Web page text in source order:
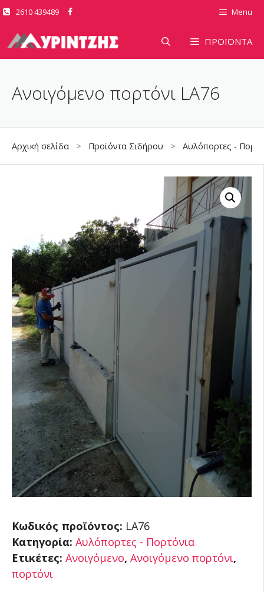
Μετάβαση
περιεχόμενο
2610 439489 Menu
ΠΡΟΪΟΝΤΑ
Ανοιγόμενο πορτόνι LA76
Αρχική σελίδα > Προϊόντα Σιδήρου > Αυλόπορτες -
Κωδικός προϊόντος: LA76
Κατηγορία: Αυλόπορτες - Πορτόνια
Ετικέτες: Ανοιγόμενο, Ανοιγόμενο πορτόνι,
πορτόνι